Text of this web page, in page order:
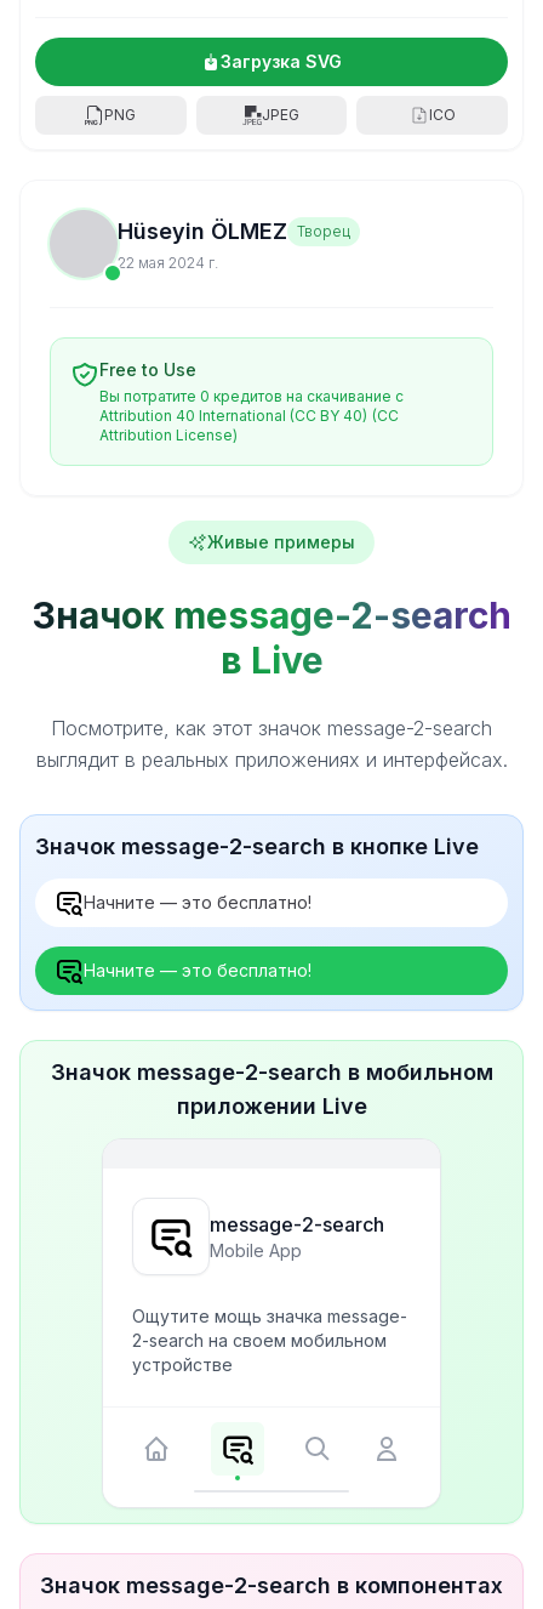
Загрузка SVG
PNG JPEG ICO
Hüseyin ÖLMEZ Творец
22 мая 2024 г.
Free to Use
Вы потратите 0 кредитов на скачивание с
Attribution 40 International (CC BY 40) (CC
Attribution License)
Живые примеры
Значок message-2-search
в Live
Посмотрите, как этот значок message-2-search
выглядит в реальных приложениях и интерфейсах.
Значок message-2-search в кнопке Live
Начните — это бесплатно!
Начните — это бесплатно!
Значок message-2-search в мобильном
приложении Live
message-2-search
Mobile App
Ощутите мощь значка message-
2-search на своем мобильном
устройстве
Значок message-2-search в компонентах